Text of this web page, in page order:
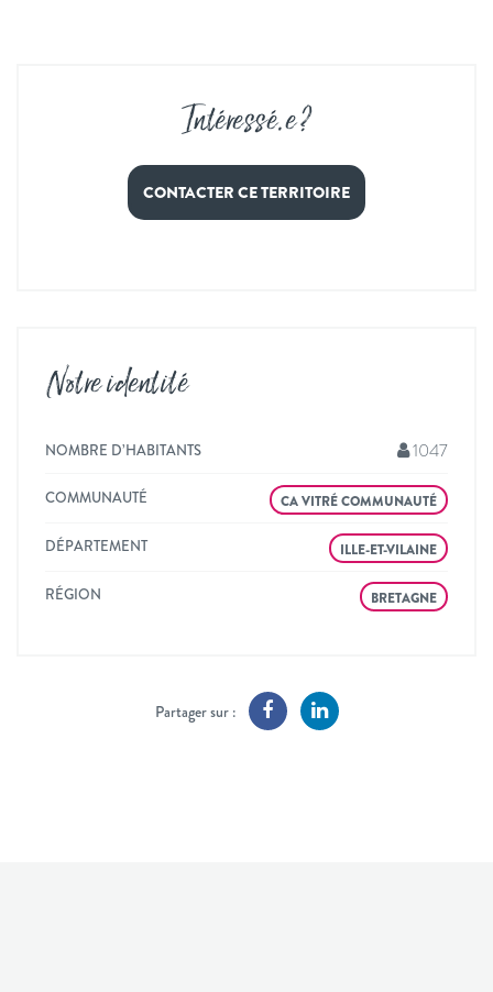
Intéressé.e ?
CONTACTER CE TERRITOIRE
Notre identité
NOMBRE D’HABITANTS 1047
COMMUNAUTÉ CA VITRÉ COMMUNAUTÉ
DÉPARTEMENT ILLE-ET-VILAINE
RÉGION BRETAGNE
Partager sur :